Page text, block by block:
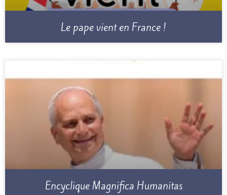
Le pape vient en France !
Encyclique Magnifica Humanitas